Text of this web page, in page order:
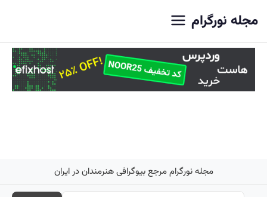
مجله نورگرام
مجله نورگرام مرجع بیوگرافی هنرمندان در ایران